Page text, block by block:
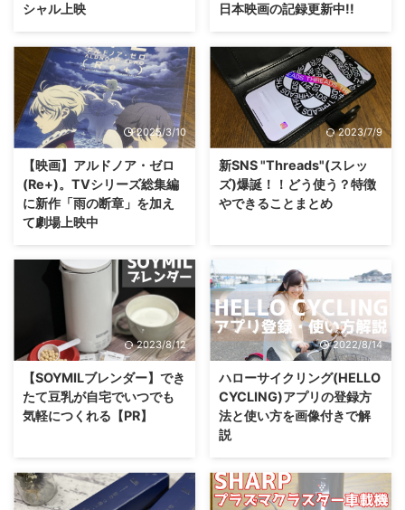
シャル上映
日本映画の記録更新中!!
2025/3/10
【映画】アルドノア・ゼロ
(Re+)。TVシリーズ総集編
に新作「雨の断章」を加え
て劇場上映中
2023/7/9
新SNS "Threads"(スレッ
ズ)爆誕！！どう使う？特徴
やできることまとめ
2023/8/12
【SOYMILブレンダー】でき
たて豆乳が自宅でいつでも
気軽につくれる【PR】
2022/8/14
ハローサイクリング(HELLO
CYCLING)アプリの登録方
法と使い方を画像付きで解
説